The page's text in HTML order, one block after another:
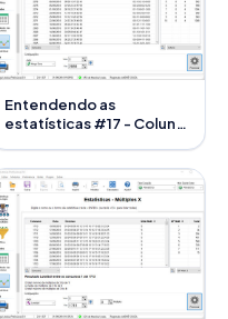
Entendendo as
estatísticas #17 - Coluna